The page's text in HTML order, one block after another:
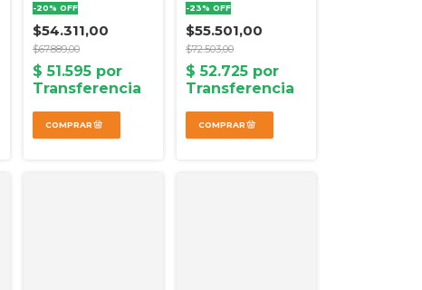
-20% OFF
$54.311,00
$67.889,00
-23% OFF
$55.501,00
$72.503,00